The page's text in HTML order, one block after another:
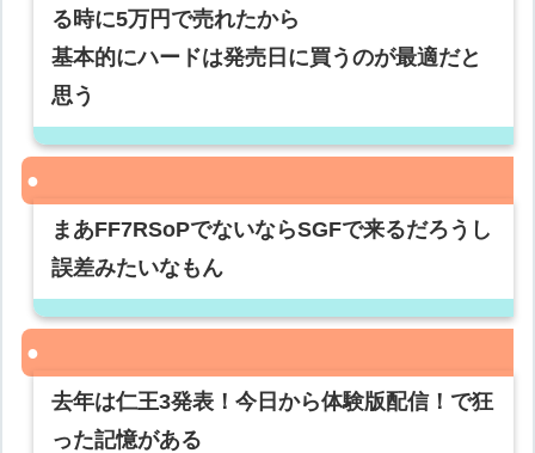
る時に5万円で売れたから
基本的にハードは発売日に買うのが最適だと
思う
まあFF7RSoPでないならSGFで来るだろうし
誤差みたいなもん
去年は仁王3発表！今日から体験版配信！で狂
った記憶がある